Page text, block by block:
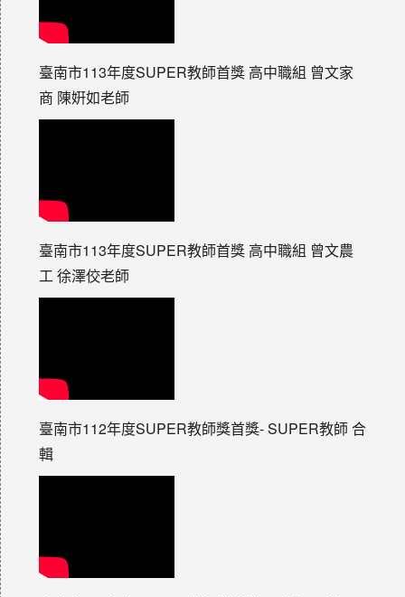
臺南市113年度SUPER教師首獎 高中職組 曾文家
商 陳姸如老師
臺南市113年度SUPER教師首獎 高中職組 曾文農
工 徐澤佼老師
臺南市112年度SUPER教師獎首獎- SUPER教師 合
輯